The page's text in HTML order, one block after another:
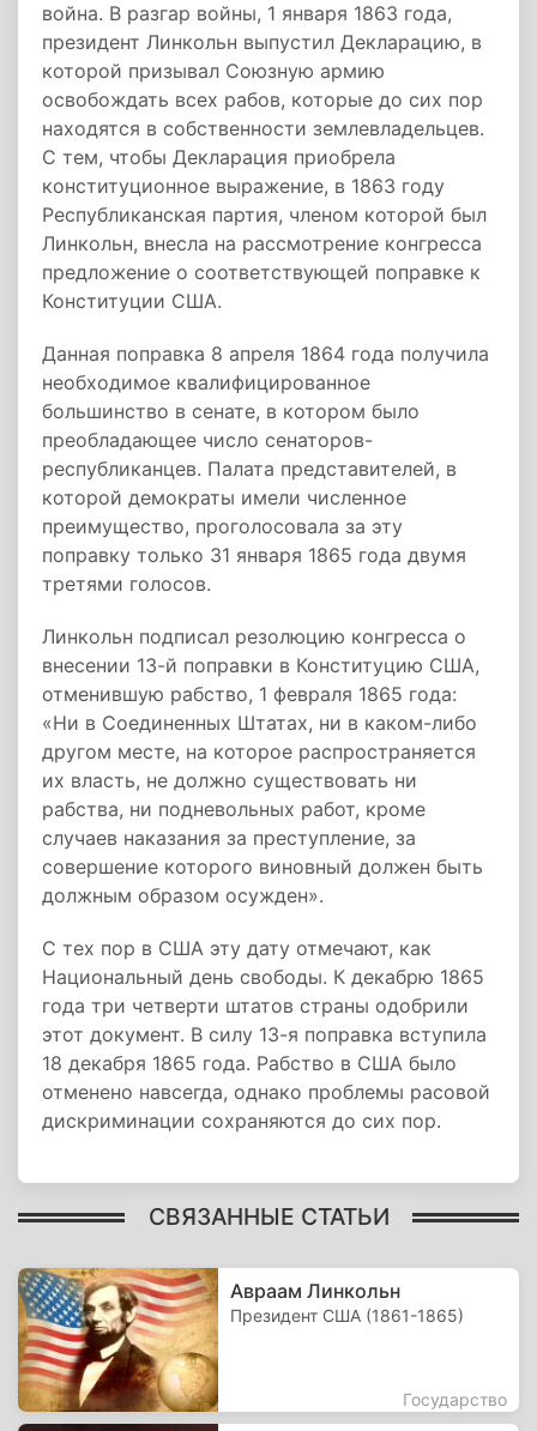
война. В разгар войны, 1 января 1863 года,
президент Линкольн выпустил Декларацию, в
которой призывал Союзную армию
освобождать всех рабов, которые до сих пор
находятся в собственности землевладельцев.
С тем, чтобы Декларация приобрела
конституционное выражение, в 1863 году
Республиканская партия, членом которой был
Линкольн, внесла на рассмотрение конгресса
предложение о соответствующей поправке к
Конституции США.
Данная поправка 8 апреля 1864 года получила
необходимое квалифицированное
большинство в сенате, в котором было
преобладающее число сенаторов-
республиканцев. Палата представителей, в
которой демократы имели численное
преимущество, проголосовала за эту
поправку только 31 января 1865 года двумя
третями голосов.
Линкольн подписал резолюцию конгресса о
внесении 13-й поправки в Конституцию США,
отменившую рабство, 1 февраля 1865 года:
«Ни в Соединенных Штатах, ни в каком-либо
другом месте, на которое распространяется
их власть, не должно существовать ни
рабства, ни подневольных работ, кроме
случаев наказания за преступление, за
совершение которого виновный должен быть
должным образом осужден».
С тех пор в США эту дату отмечают, как
Национальный день свободы. К декабрю 1865
года три четверти штатов страны одобрили
этот документ. В силу 13-я поправка вступила
18 декабря 1865 года. Рабство в США было
отменено навсегда, однако проблемы расовой
дискриминации сохраняются до сих пор.
СВЯЗАННЫЕ СТАТЬИ
Авраам Линкольн
Президент США (1861-1865)
Государство